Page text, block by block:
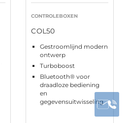
CONTROLEBOXEN
COL50
Gestroomlijnd modern
ontwerp
Turboboost
Bluetooth® voor
draadloze bediening
en
gegevensuitwisseling